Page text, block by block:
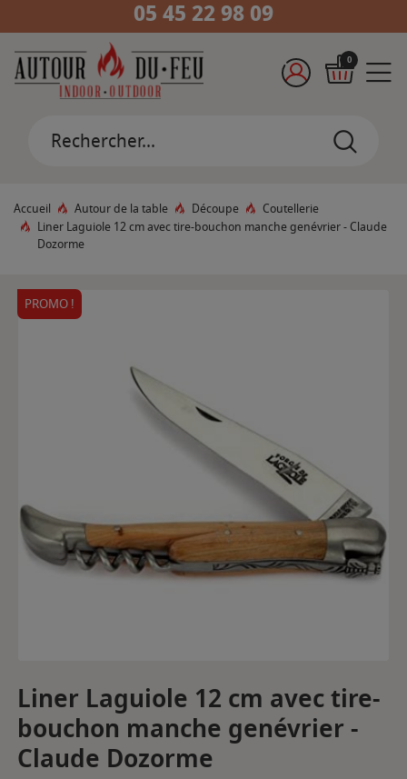
05 45 22 98 09
0
Accueil Autour de la table Découpe
Coutellerie
Liner Laguiole 12 cm avec tire-bouchon manche genévrier - Claude
Dozorme
PROMO !
Liner Laguiole 12 cm avec tire-
bouchon manche genévrier -
Claude Dozorme